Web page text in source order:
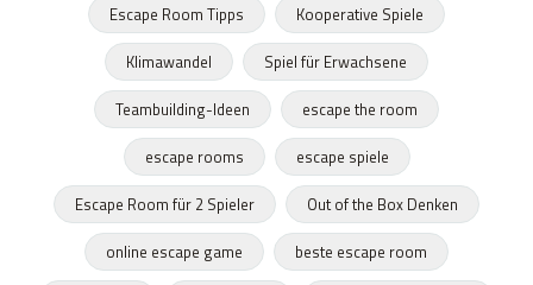
Escape Room Tipps
Kooperative Spiele
Klimawandel
Spiel für Erwachsene
Teambuilding-Ideen
escape the room
escape rooms
escape spiele
Escape Room für 2 Spieler
Out of the Box Denken
online escape game
beste escape room